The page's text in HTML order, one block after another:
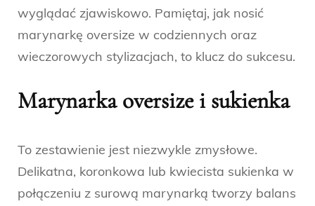
wyglądać zjawiskowo. Pamiętaj, jak nosić
marynarkę oversize w codziennych oraz
wieczorowych stylizacjach, to klucz do sukcesu.
Marynarka oversize i sukienka
To zestawienie jest niezwykle zmysłowe.
Delikatna, koronkowa lub kwiecista sukienka w
połączeniu z surową marynarką tworzy balans